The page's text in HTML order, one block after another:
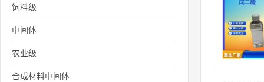
饲料级
中间体
农业级
合成材料中间体